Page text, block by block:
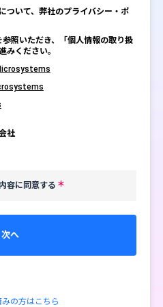
ついて、弊社のプライバシー・ポ
照いただき、「個人情報の取り扱
みください。
社
容に同意する
次へ
の方はこちら